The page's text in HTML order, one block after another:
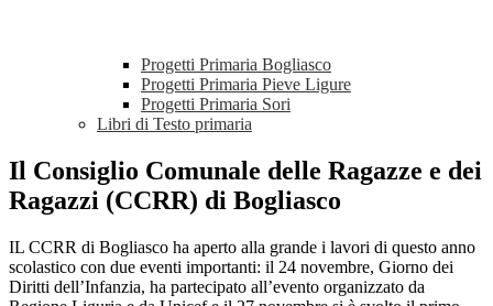
Progetti Primaria Bogliasco
Progetti Primaria Pieve Ligure
Progetti Primaria Sori
Libri di Testo primaria
Il Consiglio Comunale delle Ragazze e dei
Ragazzi (CCRR) di Bogliasco
IL CCRR di Bogliasco ha aperto alla grande i lavori di questo anno
scolastico con due eventi importanti: il 24 novembre, Giorno dei
Diritti dell’Infanzia, ha partecipato all’evento organizzato da